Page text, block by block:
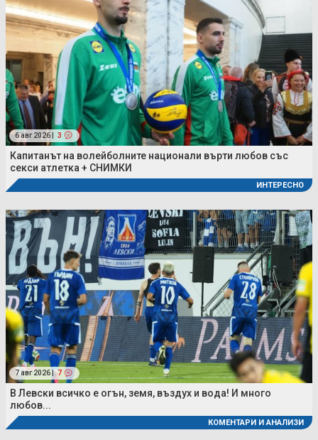
6 авг 2026 | 3
Капитанът на волейболните национали върти любов със
секси атлетка + СНИМКИ
ИНТЕРЕСНО
7 авг 2026 | 7
В Левски всичко е огън, земя, въздух и вода! И много
любов...
КОМЕНТАРИ И АНАЛИЗИ